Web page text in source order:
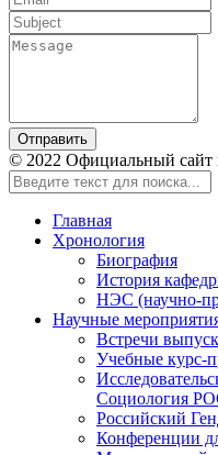
Отправить
© 2022 Официальный сайт
Главная
Хронология
Биография
История
НЭС (научно-
Научные
Встречи
Учебные курс-
Социология
Российский
Конференции